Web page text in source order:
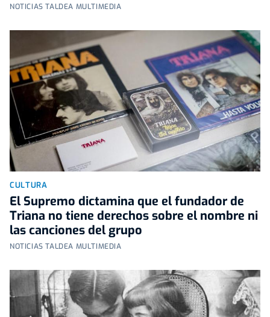
NOTICIAS TALDEA MULTIMEDIA
CULTURA
El Supremo dictamina que el fundador de
Triana no tiene derechos sobre el nombre ni
las canciones del grupo
NOTICIAS TALDEA MULTIMEDIA